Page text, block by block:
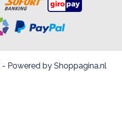
Powered by Shoppagina.nl